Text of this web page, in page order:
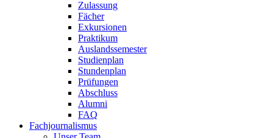
Zulassung
Fächer
Exkursionen
Praktikum
Auslandssemester
Studienplan
Stundenplan
Prüfungen
Abschluss
Alumni
FAQ
Fachjournalismus